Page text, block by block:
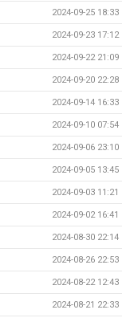
2024-09-25 18:33
2024-09-23 17:12
2024-09-22 21:09
2024-09-20 22:28
2024-09-14 16:33
2024-09-10 07:54
2024-09-06 23:10
2024-09-05 13:45
2024-09-03 11:21
2024-09-02 16:41
2024-08-30 22:14
2024-08-26 22:53
2024-08-22 12:43
2024-08-21 22:33